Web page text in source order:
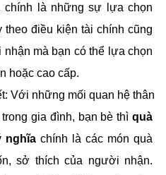
chính là những sự lựa chọn
điều kiện tài chính cũng
mà bạn có thể lựa chọn
hoặc cao cấp.
Với những mối quan hệ thân
gia đình, bạn bè thì quà
nghĩa chính là các món quà
sở thích của người nhận.